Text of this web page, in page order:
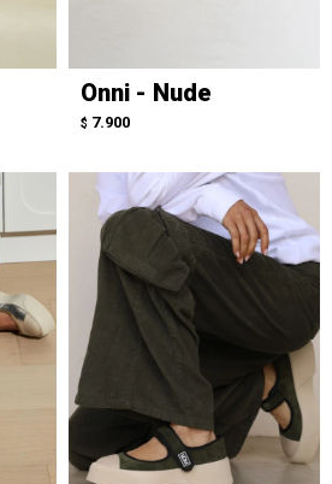
Onni - Nude
$ 7.900